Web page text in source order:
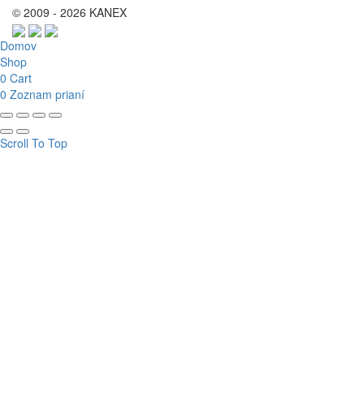
© 2009 - 2026 KANEX
Domov
Shop
0 Cart
0 Zoznam prianí
Scroll To Top